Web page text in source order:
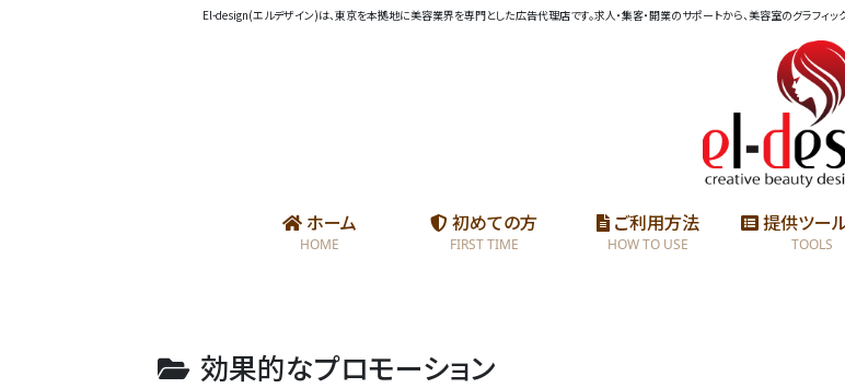
El-design(エルデザイン)は、東京を本拠地に美容業界を専門とした広告代理店です。求人・集客・開業のサポートから、美容室のグラフィ
ホーム
HOME
初めての方
FIRST TIME
ご利用方法
HOW TO USE
提供ツー
TOOLS
効果的なプロモーション